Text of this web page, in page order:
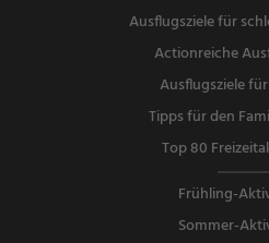
Ausflugsziele für
Actionreiche
Ausflugsziele
Tipps für den
Top 80
Frühling-
Sommer-